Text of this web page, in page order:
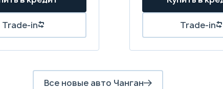
Все новые авто Чанган